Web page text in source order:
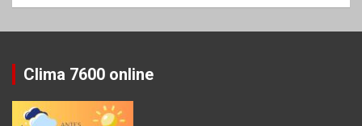
Clima 7600 online